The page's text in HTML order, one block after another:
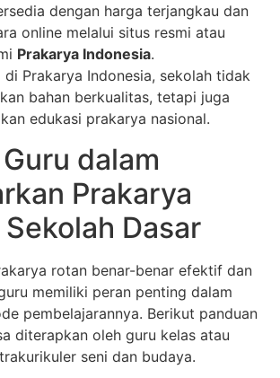
dengan harga terjangkau dan
online melalui situs resmi atau
Prakarya Indonesia.
di Prakarya Indonesia, sekolah tidak
bahan berkualitas, tetapi juga
edukasi prakarya nasional.
dalam
Prakarya
Dasar
rotan benar-benar efektif dan
memiliki peran penting dalam
pembelajarannya. Berikut panduan
diterapkan oleh guru kelas atau
seni dan budaya.